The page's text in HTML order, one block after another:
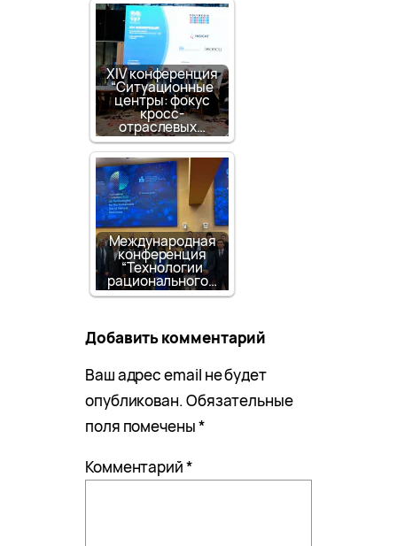
XIV конференция
“Ситуационные
центры: фокус
кросс-
отраслевых…
Международная
конференция
“Технологии
рационального…
Добавить комментарий
Ваш адрес email не будет
опубликован.Обязательные
поля помечены*
Комментарий*